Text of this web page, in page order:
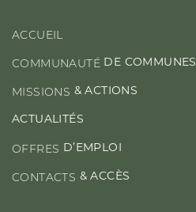
OFFRES
ACCUEIL
COMMUNAUTÉ DE COMMUNES
MISSIONS & ACTIONS
ACTUALITÉS
OFFRES D’EMPLOI
CONTACTS & ACCÈS